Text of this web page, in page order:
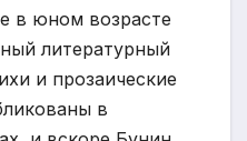
в юном возрасте
литературный
и прозаические
в